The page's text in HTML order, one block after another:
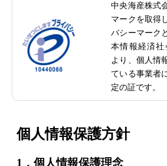
中央海産株式
マークを取得
バシーマーク
本情報経済社
より、個人情
ている事業者
定の証です。